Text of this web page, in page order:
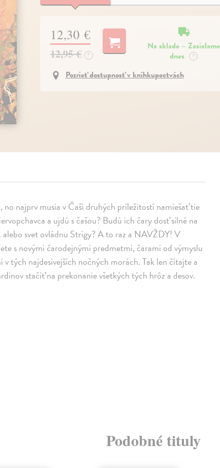
12,30 €
12,95 € ?
Na sklade – Zasielame
dnes
?
Pozrieť dostupnosť v kníhkupectvách
no najprv musia v Čaši druhých príležitostí namiešať tie
a ujdú s čašou? Budú ich čary dosť silné na
svet ovládnu Strigy? A to raz a NAVŽDY! V
s novými čarodejnými predmetmi, čarami od výmyslu
v tých najdesivejších nočných morách. Tak len čítajte a
stačiť na prekonanie všetkých tých hrôz a desov.
Podobné tituly